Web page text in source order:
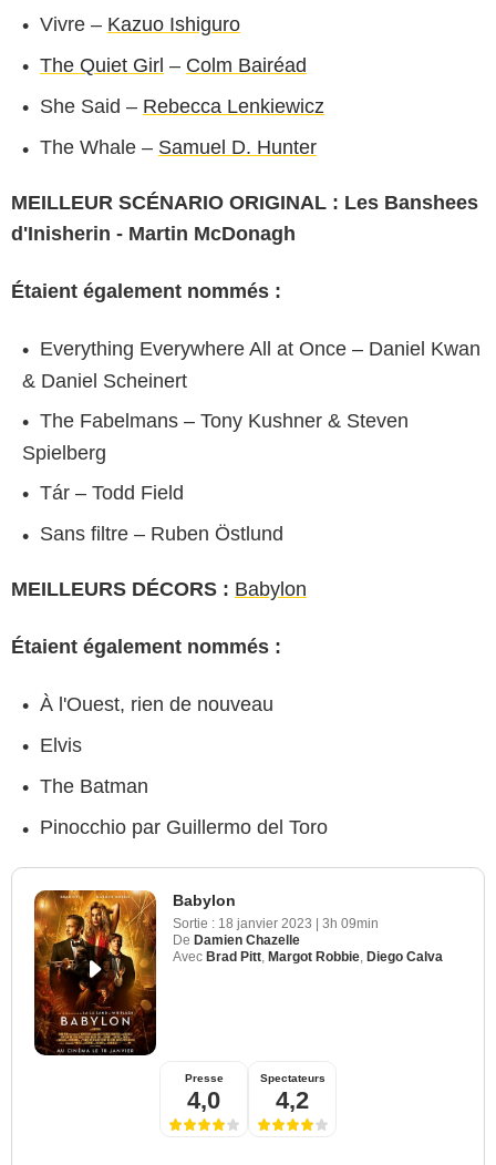
Vivre – Kazuo Ishiguro
The Quiet Girl – Colm Bairéad
She Said – Rebecca Lenkiewicz
The Whale – Samuel D. Hunter
MEILLEUR SCÉNARIO ORIGINAL : Les Banshees
d'Inisherin - Martin McDonagh
Étaient également nommés :
Everything Everywhere All at Once – Daniel Kwan
& Daniel Scheinert
The Fabelmans – Tony Kushner & Steven
Spielberg
Tár – Todd Field
Sans filtre – Ruben Östlund
MEILLEURS DÉCORS : Babylon
Étaient également nommés :
À l'Ouest, rien de nouveau
Elvis
The Batman
Pinocchio par Guillermo del Toro
Babylon
Sortie : 18 janvier 2023 | 3h 09min
De Damien Chazelle
Avec Brad Pitt Margot Robbie Diego Calva
Presse
4,0
Spectateurs
4,2